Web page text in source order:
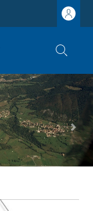
Next